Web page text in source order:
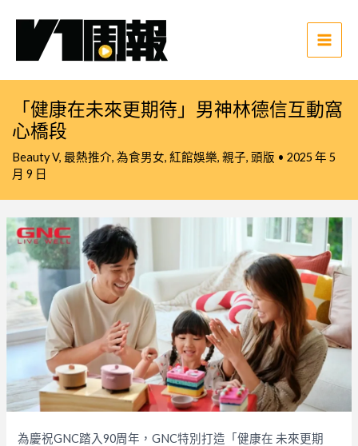
Main
「健康在未來更期待」男神林德信互動窩
心橋段
Beauty V, 最熱推介, 為食男女, 紅館娛樂, 親子, 頭版 • 2025 年 5
月 9 日
為慶祝GNC踏入90周年，GNC特別打造「健康在 未來更期